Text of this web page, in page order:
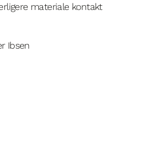
materiale kontakt
Ibsen